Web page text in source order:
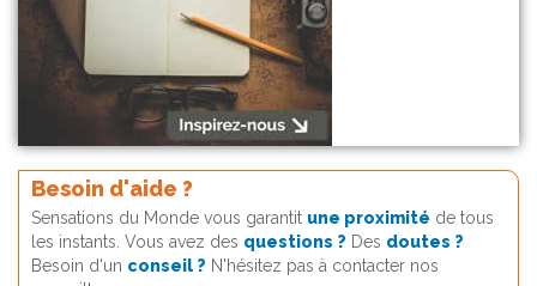
Besoin d'aide ?
Sensations du Monde vous garantit une proximité de tous
les instants. Vous avez des questions ? Des doutes ?
Besoin d'un conseil ? N'hésitez pas à contacter nos